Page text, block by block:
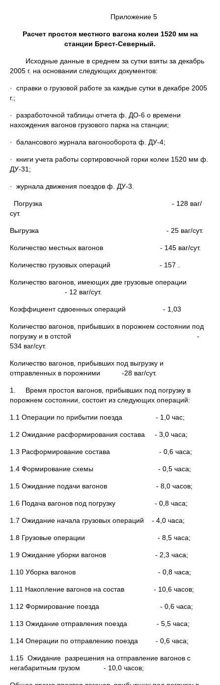
Приложение 5
Расчет простоя местного вагона колеи 1520 мм на
станции Брест-Северный.
Исходные данные в среднем за сутки взяты за декабрь
2005 г. на основании следующих документов:
· справки о грузовой работе за каждые сутки в декабре 2005
г.;
· разработочной таблицы отчета ф. ДО-6 о времени
нахождения вагонов грузового парка на станции;
· балансового журнала вагонооборота ф. ДУ-4;
· книги учета работы сортировочной горки колеи 1520 мм ф.
ДУ-31;
· журнала движения поездов ф. ДУ-3.
Погрузка - 128 ваг/
сут.
Выгрузка - 25 ваг/сут.
Количество местных вагонов - 145 ваг/сут.
Количество грузовых операций - 157 .
Количество вагонов, имеющих две грузовые операции
- 12 ваг/сут.
Коэффициент сдвоенных операций - 1,03
Количество вагонов, прибывших в порожнем состоянии под
погрузку и в отстой -
534 ваг/сут.
Количество вагонов, прибывших под выгрузку и
отправленных в порожними -28 ваг/сут.
1. Время простоя вагонов, прибывших под погрузку в
порожнем состоянии, состоит из следующих операций:
1.1 Операции по прибытии поезда - 1,0 час;
1.2 Ожидание расформирования состава - 3,0 часа;
1.3 Расформирование состава - 0,6 часа;
1.4 Формирование схемы - 0,5 часа;
1.5 Ожидание подачи вагонов - 8,0 часов;
1.6 Подача вагонов под погрузку - 0,8 часа;
1.7 Ожидание начала грузовых операций - 4,0 часа;
1.8 Грузовые операции - 8,5 часа;
1.9 Ожидание уборки вагонов - 2,3 часа;
1.10 Уборка вагонов - 0,8 часа;
1.11 Накопление вагонов на состав - 10,6 часов;
1.12 Формирование поезда - 0,6 часа;
1.13 Ожидание отправления поезда - 5,5 часа;
1.14 Операции по отправлению поезда - 0,6 часа;
1.15 Ожидание разрешения на отправление вагонов с
негабаритным грузом - 10,0 часов;